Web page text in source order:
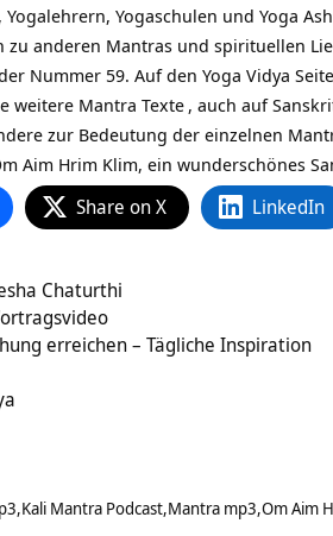
, Yogalehrern, Yogaschulen und Yoga
zu anderen Mantras und spirituellen
Nummer 59. Auf den Yoga Vidya
weitere Mantra Texte , auch auf
zur Bedeutung der einzelnen
Aim Hrim Klim, ein wunderschönes
Share on X LinkedIn
Chaturthi
– Vortragsvideo
erreichen – Tägliche Inspiration
Kali Mantra Podcast Mantra mp3 Om Aim